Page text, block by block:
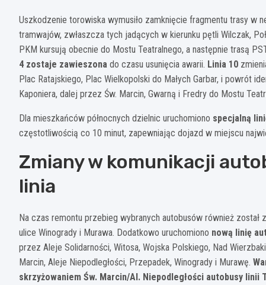
Uszkodzenie torowiska wymusiło zamknięcie fragmentu trasy w
tramwajów, zwłaszcza tych jadących w kierunku pętli Wilczak,
PKM kursują obecnie do Mostu Teatralnego, a następnie trasą
4 zostaje zawieszona do czasu usunięcia awarii. Linia 10
Plac Ratajskiego, Plac Wielkopolski do Małych Garbar, i powrót
Kaponiera, dalej przez Św. Marcin, Gwarną i Fredry do Mostu
Dla mieszkańców północnych dzielnic uruchomiono specjalną
częstotliwością co 10 minut, zapewniając dojazd w miejscu
Zmiany w komunikacji
linia
Na czas remontu przebieg wybranych autobusów również został
ulice Winogrady i Murawa. Dodatkowo uruchomiono nową linię
przez Aleje Solidarności, Witosa, Wojska Polskiego, Nad
Marcin, Aleje Niepodległości, Przepadek, Winogrady i Murawę.
skrzyżowaniem Św. Marcin/Al. Niepodległości autobusy